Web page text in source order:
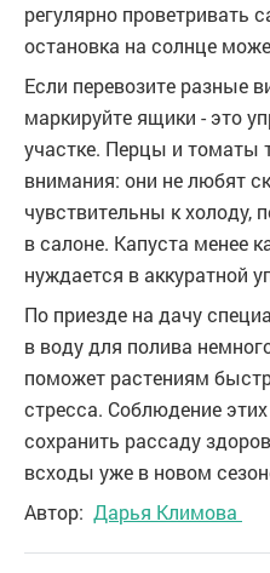
регулярно проветривать
остановка на солнце
Если перевозите разные
маркируйте ящики - это
участке. Перцы и томаты
внимания: они не любят
чувствительны к холоду,
в салоне. Капуста менее
нуждается в аккуратной
По приезде на дачу
в воду для полива
поможет растениям
стресса. Соблюдение
сохранить рассаду
всходы уже в новом
Автор: Дарья Климова